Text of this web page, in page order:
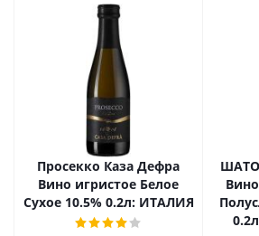
Просекко Каза Дефра
Вино игристое Белое
Сухое 10.5% 0.2л: ИТАЛИЯ
Вино